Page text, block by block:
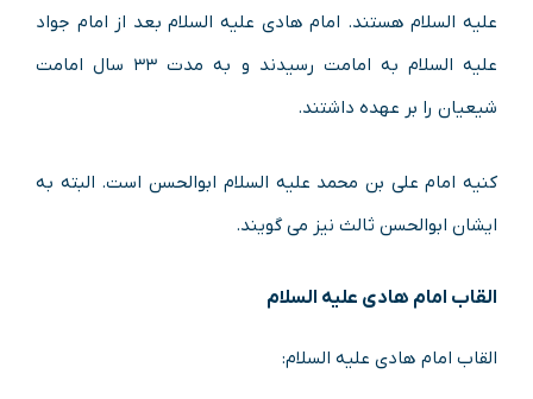
علیه السلام هستند. امام هادی علیه السلام بعد از امام جواد
علیه السلام به امامت رسیدند و به مدت ۳۳ سال امامت
شیعیان را بر عهده داشتند.
کنیه امام علی بن محمد علیه السلام ابوالحسن است. البته به
ایشان ابوالحسن ثالث نیز می گویند.
القاب امام هادی علیه السلام
القاب امام هادی علیه السلام: